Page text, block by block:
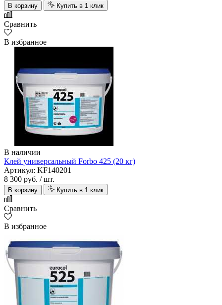
В корзину Купить в 1 клик
Сравнить
В избранное
В наличии
Клей универсальный Forbo 425 (20 кг)
Артикул: KF140201
8 300 руб. / шт.
В корзину Купить в 1 клик
Сравнить
В избранное